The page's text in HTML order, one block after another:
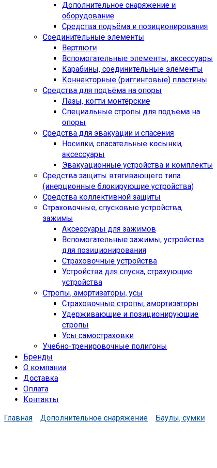
Дополнительное снаряжение и
оборудование
Средства подъёма и позиционирования
Соединительные элементы
Вертлюги
Вспомогательные элементы, аксессуары
Карабины, соединительные элементы
Коннекторные (риггинговые) пластины
Средства для подъёма на опоры
Лазы, когти монтёрские
Специальные стропы для подъёма на
опоры
Средства для эвакуации и спасения
Носилки, спасательные косынки,
аксессуары
Эвакуационные устройства и комплекты
Средства защиты втягивающего типа
(инерционные блокирующие устройства)
Средства коллективной защиты
Страховочные, спусковые устройства,
зажимы
Аксессуары для зажимов
Вспомогательные зажимы, устройства
для позиционирования
Страховочные устройства
Устройства для спуска, cтрахующие
устройства
Стропы, амортизаторы, усы
Страховочные стропы, амортизаторы
Удерживающие и позиционирующие
стропы
Усы самостраховки
Учебно-тренировочные полигоны
Бренды
О компании
Доставка
Оплата
Контакты
Главная
Дополнительное снаряжение Баулы, сумки